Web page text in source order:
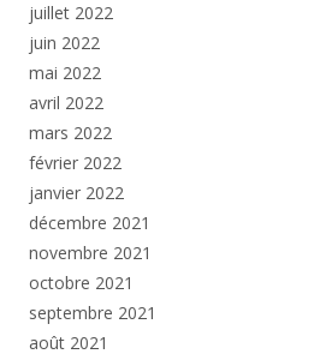
juillet 2022
juin 2022
mai 2022
avril 2022
mars 2022
février 2022
janvier 2022
décembre 2021
novembre 2021
octobre 2021
septembre 2021
août 2021